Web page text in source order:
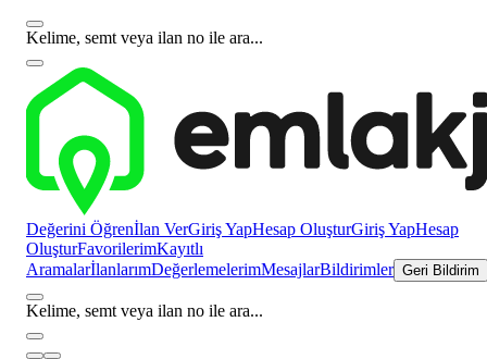
Kelime, semt veya ilan no ile ara...
Değerini Öğrenİlan VerGiriş YapHesap OluşturGiriş YapHesap
OluşturFavorilerimKayıtlı
AramalarİlanlarımDeğerlemelerimMesajlarBildirimler Geri Bildirim
Kelime, semt veya ilan no ile ara...